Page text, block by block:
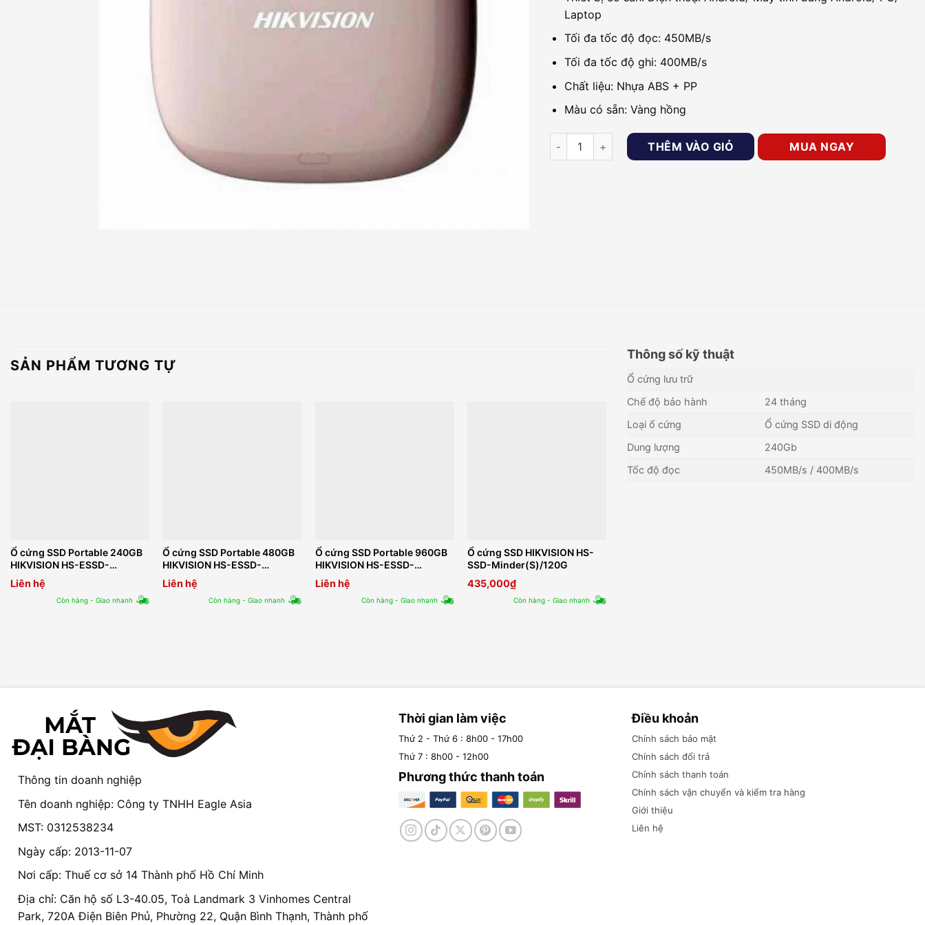
Laptop
Tối đa tốc độ đọc: 450MB/s
Tối đa tốc độ ghi: 400MB/s
Chất liệu: Nhựa ABS + PP
Màu có sẵn: Vàng hồng
Ổ cứng SSD Portable 240GB HIKVISION HS-ESSD-T100I(STD)/240G/Rose
THÊM VÀO GIỎ MUA NGAY
SẢN PHẨM TƯƠNG TỰ
Ổ cứng SSD Portable 240GB
HIKVISION HS-ESSD-
T100I(STD)/240G/White
Liên hệ
Còn hàng - Giao nhanh
Ổ cứng SSD Portable 480GB
HIKVISION HS-ESSD-
T100I(STD)/480G/Black
Liên hệ
Còn hàng - Giao nhanh
Ổ cứng SSD Portable 960GB
HIKVISION HS-ESSD-
T100I(STD)/960G/Rose Gold
Liên hệ
Còn hàng - Giao nhanh
Ổ cứng SSD HIKVISION HS-
SSD-Minder(S)/120G
435,000₫
Còn hàng - Giao nhanh
Thông số kỹ thuật
Ổ cứng lưu trữ
Chế độ bảo hành
24 tháng
Loại ổ cứng
Ổ cứng SSD di động
Dung lượng
240Gb
Tốc độ đọc
450MB/s / 400MB/s
Thông tin doanh nghiệp
Tên doanh nghiệp: Công ty TNHH Eagle Asia
MST: 0312538234
Ngày cấp: 2013-11-07
Nơi cấp: Thuế cơ sở 14 Thành phố Hồ Chí Minh
Địa chỉ: Căn hộ số L3-40.05, Toà Landmark 3 Vinhomes Central
Park, 720A Điện Biên Phủ, Phường 22, Quận Bình Thạnh, Thành phố
Thời gian làm việc
Thứ 2 - Thứ 6 : 8h00 - 17h00
Thứ 7 : 8h00 - 12h00
Phương thức thanh toán
Điều khoản
Chính sách bảo mật
Chính sách đổi trả
Chính sách thanh toán
Chính sách vận chuyển và kiểm tra hàng
Giới thiệu
Liên hệ